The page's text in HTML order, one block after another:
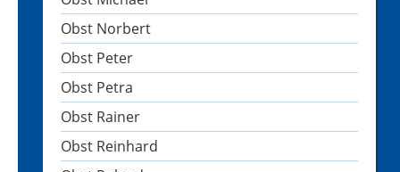
Obst Norbert
Obst Peter
Obst Petra
Obst Rainer
Obst Reinhard